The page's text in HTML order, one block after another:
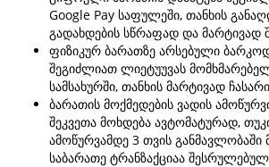
Google Pay საფულეში, თანხის
გადახდების სწრაფად და
ფიზიკურ ბარათზე არსებული
შეგიძლიათ ლიეტუუვას
სამსახურში, თანხის მარტივად
ბარათის მოქმედების ვადის
შეკვეთა მოხდება ავტომატურად,
ამოწურვამდე 3 თვის განმავლობაში
საბარათე ტრანზაქციაა